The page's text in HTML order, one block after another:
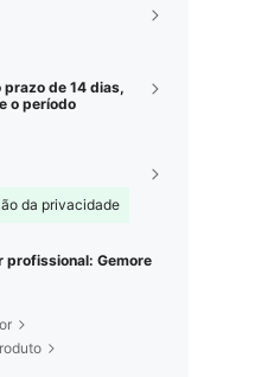
de 14 dias,
o período
da privacidade
profissional: Gemore